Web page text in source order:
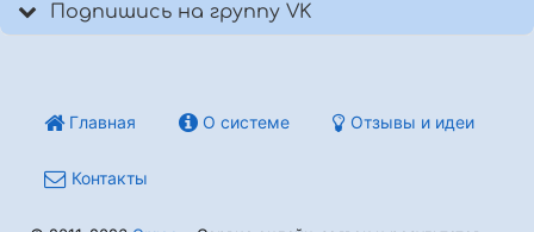
Подпишись на группу VK
Главная О системе Отзывы и идеи
Контакты